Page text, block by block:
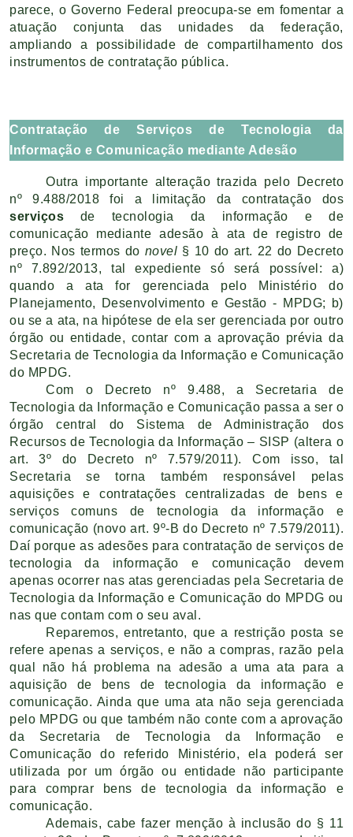
parece, o Governo Federal preocupa-se em fomentar a
atuação conjunta das unidades da federação,
ampliando a possibilidade de compartilhamento dos
instrumentos de contratação pública.
Contratação de Serviços de Tecnologia da
Informação e Comunicação mediante Adesão
Outra importante alteração trazida pelo Decreto
nº 9.488/2018 foi a limitação da contratação dos
serviços de tecnologia da informação e de
comunicação mediante adesão à ata de registro de
preço. Nos termos do novel § 10 do art. 22 do Decreto
nº 7.892/2013, tal expediente só será possível: a)
quando a ata for gerenciada pelo Ministério do
Planejamento, Desenvolvimento e Gestão - MPDG; b)
ou se a ata, na hipótese de ela ser gerenciada por outro
órgão ou entidade, contar com a aprovação prévia da
Secretaria de Tecnologia da Informação e Comunicação
do MPDG.
Com o Decreto nº 9.488, a Secretaria de
Tecnologia da Informação e Comunicação passa a ser o
órgão central do Sistema de Administração dos
Recursos de Tecnologia da Informação – SISP (altera o
art. 3º do Decreto nº 7.579/2011). Com isso, tal
Secretaria se torna também responsável pelas
aquisições e contratações centralizadas de bens e
serviços comuns de tecnologia da informação e
comunicação (novo art. 9º-B do Decreto nº 7.579/2011).
Daí porque as adesões para contratação de serviços de
tecnologia da informação e comunicação devem
apenas ocorrer nas atas gerenciadas pela Secretaria de
Tecnologia da Informação e Comunicação do MPDG ou
nas que contam com o seu aval.
Reparemos, entretanto, que a restrição posta se
refere apenas a serviços, e não a compras, razão pela
qual não há problema na adesão a uma ata para a
aquisição de bens de tecnologia da informação e
comunicação. Ainda que uma ata não seja gerenciada
pelo MPDG ou que também não conte com a aprovação
da Secretaria de Tecnologia da Informação e
Comunicação do referido Ministério, ela poderá ser
utilizada por um órgão ou entidade não participante
para comprar bens de tecnologia da informação e
comunicação.
Ademais, cabe fazer menção à inclusão do § 11